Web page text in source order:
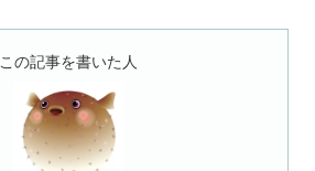
この記事を書いた人